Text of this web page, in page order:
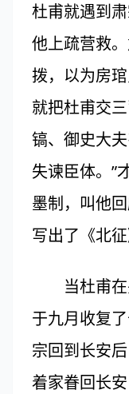
杜甫就遇到
他上疏营救
拨，以为房
就把杜甫交
镐、御史大
失谏臣体。”
墨制，叫他
写出了《北
当杜甫在
于九月收复
宗回到长安
着家眷回长